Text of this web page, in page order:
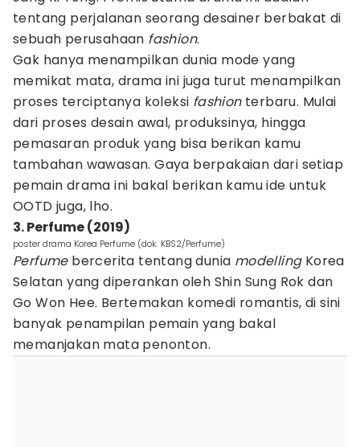
tentang perjalanan seorang desainer berbakat di
sebuah perusahaan fashion.
Gak hanya menampilkan dunia mode yang
memikat mata, drama ini juga turut menampilkan
proses terciptanya koleksi fashionterbaru. Mulai
dari proses desain awal, produksinya, hingga
pemasaran produk yang bisa berikan kamu
tambahan wawasan. Gaya berpakaian dari setiap
pemain drama ini bakal berikan kamu ide untuk
OOTD juga, lho.
3. Perfume (2019)
poster drama Korea Perfume (dok. KBS2/Perfume)
Perfume bercerita tentang dunia modellingKorea
Selatan yang diperankan oleh Shin Sung Rok dan
Go Won Hee. Bertemakan komedi romantis, di sini
banyak penampilan pemain yang bakal
memanjakan mata penonton.